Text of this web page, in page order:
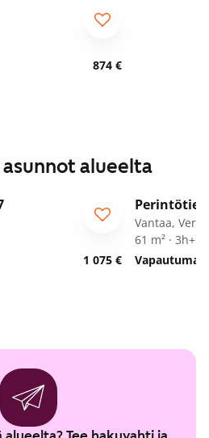
874 €
alueelta
1 075 €
Perintötie
Vantaa,
61 m² · 3h+kt